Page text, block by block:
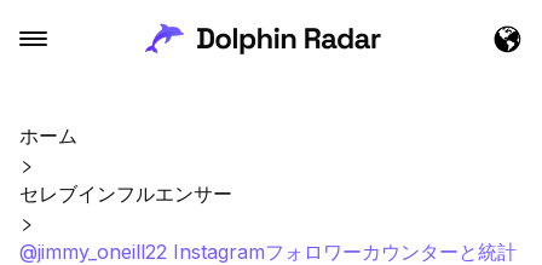
ホーム
セレブインフルエンサー
@jimmy_oneill22 Instagramフォロワーカウンターと統計